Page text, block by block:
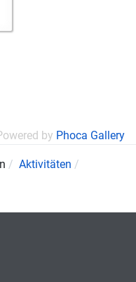
by Phoca Gallery
Aktivitäten